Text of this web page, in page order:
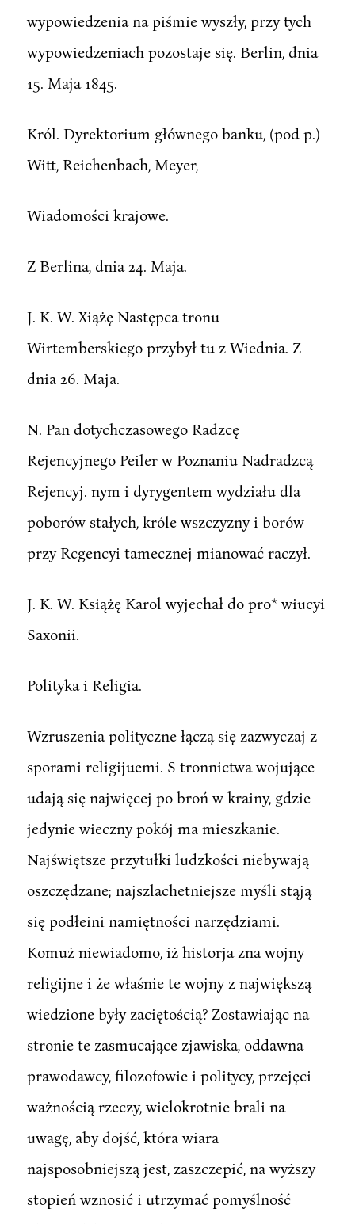
wypowiedzenia na piśmie wyszły, przy tych
wypowiedzeniach pozostaje się. Berlin, dnia
15. Maja 1845.
Król. Dyrektorium głównego banku, (pod p.)
Witt, Reichenbach, Meyer,
Wiadomości krajowe.
Z Berlina, dnia 24. Maja.
J. K. W. Xiążę Następca tronu
Wirtemberskiego przybył tu z Wiednia. Z
dnia 26. Maja.
N. Pan dotychczasowego Radzcę
Rejencyjnego Peiler w Poznaniu Nadradzcą
Rejencyj. nym i dyrygentem wydziału dla
poborów stałych, króle wszczyzny i borów
przy Rcgencyi tamecznej mianować raczył.
J. K. W. Książę Karol wyjechał do pro* wiucyi
Saxonii.
Polityka i Religia.
Wzruszenia polityczne łączą się zazwyczaj z
sporami religijuemi. S tronnictwa wojujące
udają się najwięcej po broń w krainy, gdzie
jedynie wieczny pokój ma mieszkanie.
Najświętsze przytułki ludzkości niebywają
oszczędzane; najszlachetniejsze myśli stąją
się podłeini namiętności narzędziami.
Komuż niewiadomo, iż historja zna wojny
religijne i że właśnie te wojny z największą
wiedzione były zaciętością? Zostawiając na
stronie te zasmucające zjawiska, oddawna
prawodawcy, filozofowie i politycy, przejęci
ważnością rzeczy, wielokrotnie brali na
uwagę, aby dojść, która wiara
najsposobniejszą jest, zaszczepić, na wyższy
stopień wznosić i utrzymać pomyślność